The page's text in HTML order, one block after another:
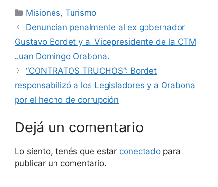
Categorías
Misiones,Turismo
Denuncian penalmente al ex gobernador
Gustavo Bordet y al Vicepresidente de la CTM
Juan Domingo Orabona.
“CONTRATOS TRUCHOS”: Bordet
responsabilizó a los Legisladores y a Orabona
por el hecho de corrupción
Dejá un comentario
Lo siento, tenés que estar conectado para
publicar un comentario.